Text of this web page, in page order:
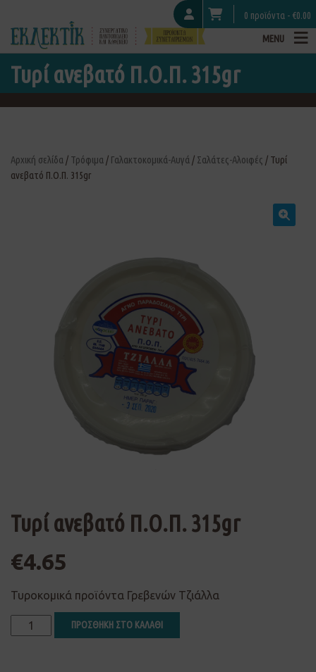
0 προϊόντα - €0.00
MENU
Τυρί ανεβατό Π.Ο.Π. 315gr
Αρχική σελίδα / Τρόφιμα / Γαλακτοκομικά-Αυγά / Σαλάτες-Αλοιφές / Τυρί
ανεβατό Π.Ο.Π. 315gr
Τυρί ανεβατό Π.Ο.Π. 315gr
€4.65
Τυροκομικά προϊόντα Γρεβενών Τζιάλλα
ΠΡΟΣΘΗΚΗ ΣΤΟ ΚΑΛΑΘΙ